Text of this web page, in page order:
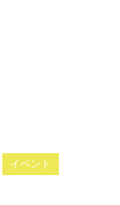
イベント